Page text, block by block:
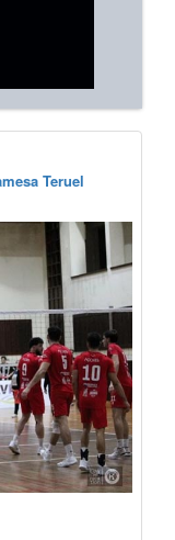
Teruel